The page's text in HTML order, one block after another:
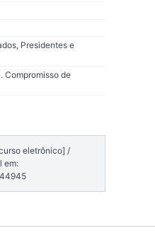
Presidentes e
Compromisso de
eletrônico] /
em: